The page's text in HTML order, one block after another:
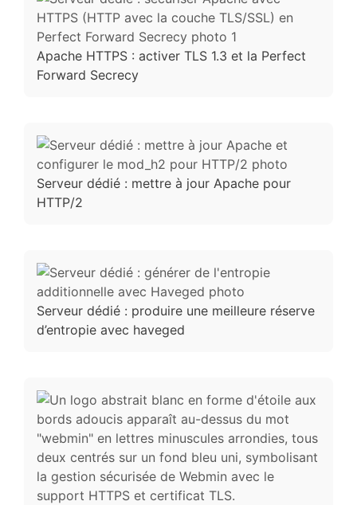
Apache HTTPS : activer TLS 1.3 et la Perfect
Forward Secrecy
Serveur dédié : mettre à jour Apache pour
HTTP/2
Serveur dédié : produire une meilleure réserve
d’entropie avec haveged